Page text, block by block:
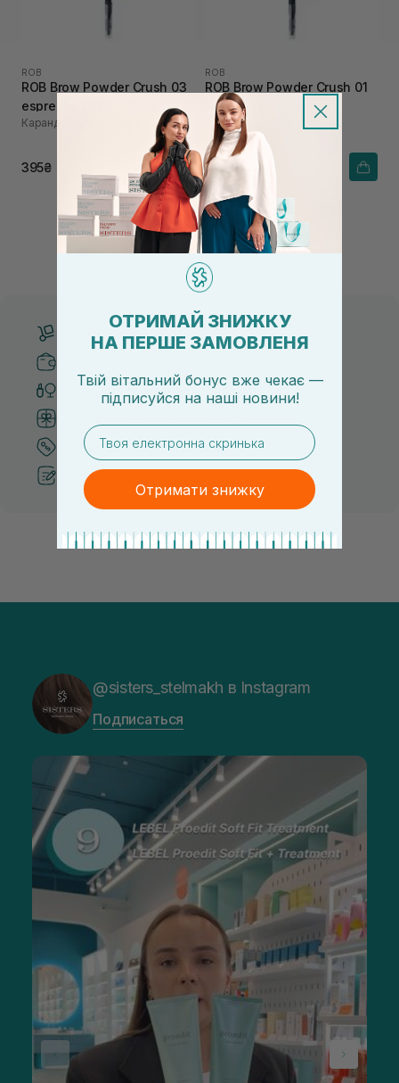
ROB
ROB Brow Powder Crush 03
espresso 1,19 г
Карандаш для бровей
395₴
ROB
ROB Brow Powder Crush 01
latte 1,19 г
Карандаш для бровей
395₴
Бесплатная доставка от 3000 UAH
Только оригинальная косметика
Лучшие цены и топ товары
Рекомендации от косметологов
@sisters_stelmakh в Instagram
Подписаться
ОТРИМАЙ ЗНИЖКУ
НА ПЕРШЕ ЗАМОВЛЕНЯ
Твій вітальний бонус вже чекає —
підписуйся на наші новини!
email
Отримати знижку